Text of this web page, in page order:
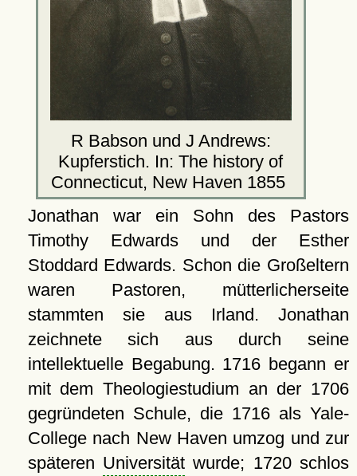
R Babson und J Andrews:
Kupferstich. In: The history of
Connecticut, New Haven 1855
Jonathan war ein Sohn des Pastors
Timothy Edwards und der Esther
Stoddard Edwards. Schon die Großeltern
waren Pastoren, mütterlicherseite
stammten sie aus Irland. Jonathan
zeichnete sich aus durch seine
intellektuelle Begabung. 1716 begann er
mit dem Theologiestudium an der 1706
gegründeten Schule, die 1716 als Yale-
College nach New Haven umzog und zur
späteren Universität wurde; 1720 schlos